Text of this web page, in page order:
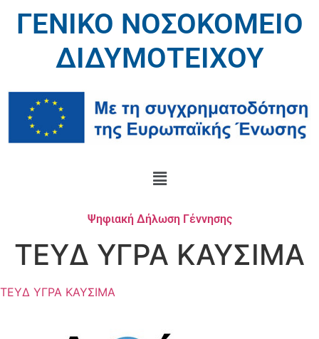
ΓΕΝΙΚΟ ΝΟΣΟΚΟΜΕΙΟ
ΔΙΔΥΜΟΤΕΙΧΟΥ
Ψηφιακή Δήλωση Γέννησης
ΤΕΥΔ ΥΓΡΑ ΚΑΥΣΙΜΑ
ΤΕΥΔ ΥΓΡΑ ΚΑΥΣΙΜΑ